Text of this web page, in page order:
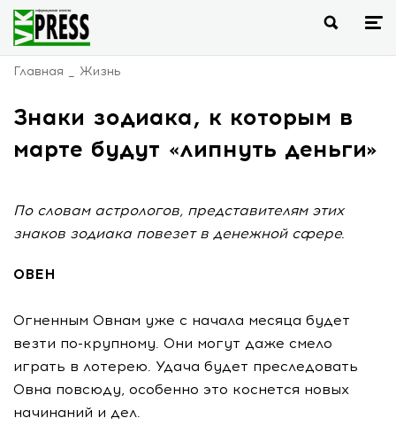
Главная Жизнь
Знаки зодиака, к которым в
марте будут «липнуть деньги»
По словам астрологов, представителям этих
знаков зодиака повезет в денежной сфере.
ОВЕН
Огненным Овнам уже с начала месяца будет
везти по-крупному. Они могут даже смело
играть в лотерею. Удача будет преследовать
Овна повсюду, особенно это коснется новых
начинаний и дел.